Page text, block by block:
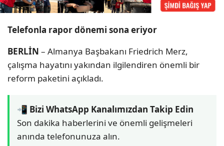
Telefonla rapor dönemi sona eriyor
BERLİN – Almanya Başbakanı Friedrich Merz,
çalışma hayatını yakından ilgilendiren önemli bir
reform paketini açıkladı.
📲 Bizi WhatsApp Kanalımızdan Takip Edin
Son dakika haberlerini ve önemli gelişmeleri
anında telefonunuza alın.